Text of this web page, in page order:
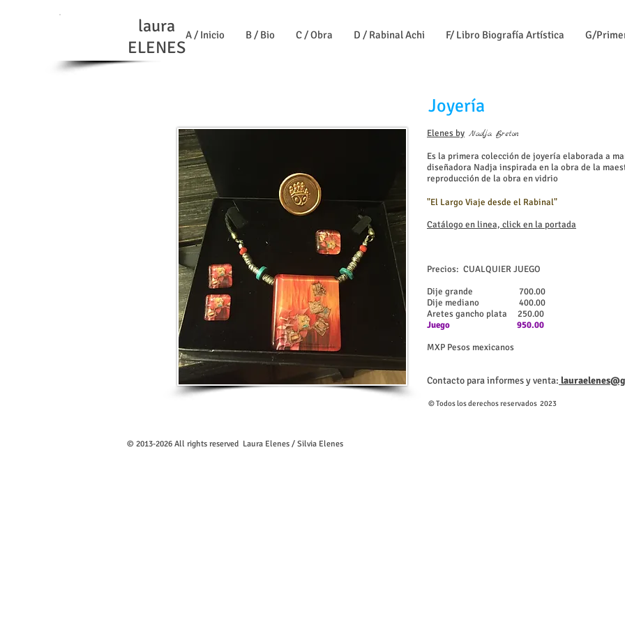
laura
ELENES
A / Inicio B / Bio C / Obra D / Rabinal Achi F/ Libro Biografía Artística G/
Joyería
Elenes by Nadja Breton
Es la primera colección de joyería elaborada a
diseñadora Nadja inspirada en la obra de la
reproducción de la obra en vidrio
"El Largo Viaje desde el Rabinal"
Catálogo en linea, click en la portada
Precios: CUALQUIER JUEGO
Dije grande 700.00
Dije mediano 400.00
Aretes gancho plata 250.00
Juego 950.00
MXP Pesos mexicanos
Contacto para informes y venta:
​​© Todos los derechos reservados 2023
© 2013-2026 All rights reserved Laura Elenes / Silvia Elenes